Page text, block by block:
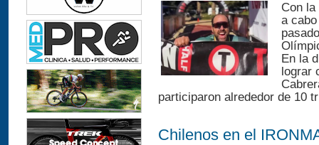
Con
a
En la
lograr
participaron alrededor de 10
Chilenos en el